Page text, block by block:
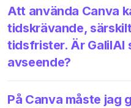
Att använda Canva
tidskrävande,
tidsfrister. Är GalilAI
avseende?
På Canva måste jag